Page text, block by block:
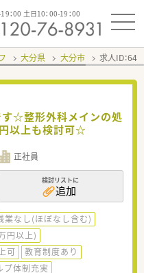
：00 土日10：00-19：00
大分県 大分市 求人ID：
す☆整形外科メインの処
以上も検討可☆
正社員
検討リストに
追加
業なし(ほぼなし含む)
円以上)
可
教育制度あり
プ体制充実